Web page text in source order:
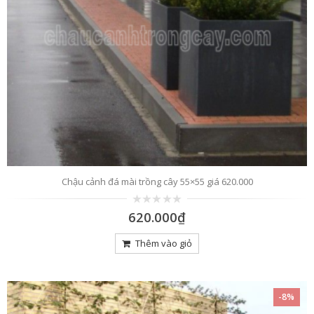
Chậu cảnh đá mài trồng cây 55×55 giá 620.000
0
trên
620.000₫
Thêm vào giỏ
-8%